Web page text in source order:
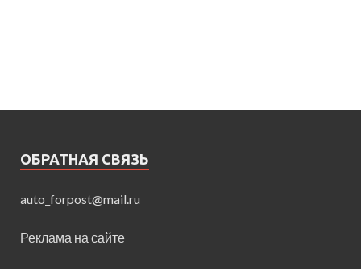
ОБРАТНАЯ СВЯЗЬ
auto_forpost@mail.ru
Реклама на сайте